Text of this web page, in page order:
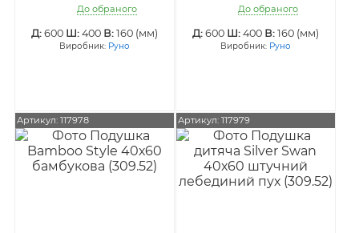
До обраного
Д:600 Ш:400 В:160 (мм)
Виробник: Руно
До обраного
Д: 600Ш: 400В: 160 (мм)
Виробник: Руно
Артикул: 117978 Артикул: 117979